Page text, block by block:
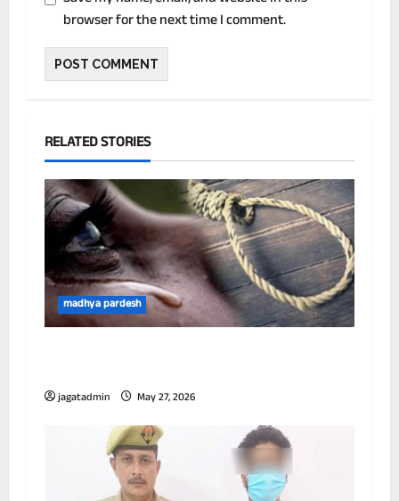
browser for the next time I comment.
RELATED STORIES
madhya pardesh
jagatadmin May 27, 2026